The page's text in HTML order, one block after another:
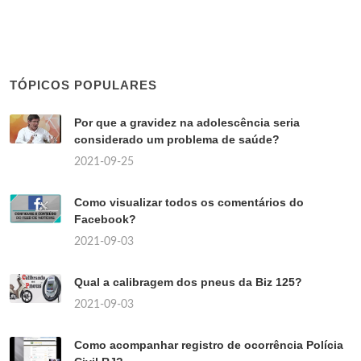
TÓPICOS POPULARES
Por que a gravidez na adolescência seria
considerado um problema de saúde?
2021-09-25
Como visualizar todos os comentários do
Facebook?
2021-09-03
Qual a calibragem dos pneus da Biz 125?
2021-09-03
Como acompanhar registro de ocorrência Polícia